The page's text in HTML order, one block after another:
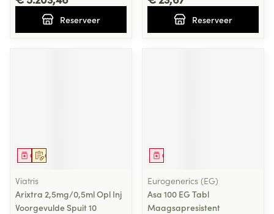
Reserveer Reserveer
Op voorschrift
Geneesmiddel
Viatris
Arixtra 2,5mg/0,5ml Opl Inj
Voorgevulde Spuit 10
Geneesmiddel
Eurogenerics (EG)
Asa 100 EG Tabl
Maagsapresistent